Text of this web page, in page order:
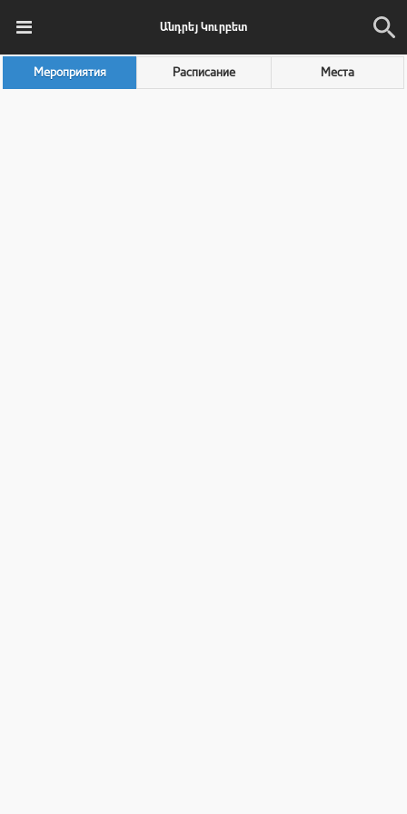
Անդրեյ Կուրբետ
Мероприятия Расписание Места